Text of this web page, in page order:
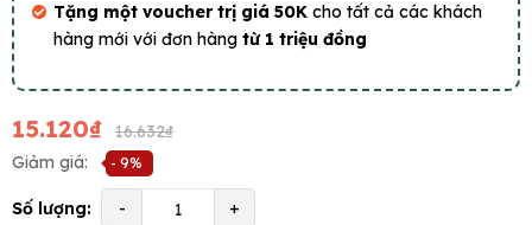
Tặng một voucher trị giá 50K cho tất cả các khách
hàng mới với đơn hàng từ 1 triệu đồng
15.120₫
16.632₫
Giảm giá:
- 9%
Số lượng: - +